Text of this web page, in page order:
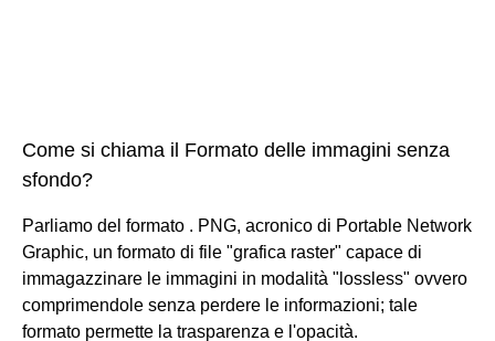
Come si chiama il Formato delle immagini senza
sfondo?
Parliamo del formato . PNG, acronico di Portable Network
Graphic, un formato di file "grafica raster" capace di
immagazzinare le immagini in modalità "lossless" ovvero
comprimendole senza perdere le informazioni; tale
formato permette la trasparenza e l'opacità.